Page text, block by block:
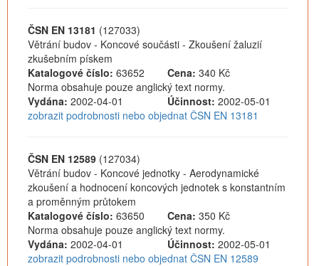
ČSN EN 13181 (127033)
Větrání budov - Koncové součásti - Zkoušení žaluzií
zkušebním pískem
Katalogové číslo: 63652 Cena: 340 Kč
Norma obsahuje pouze anglický text normy.
Vydána: 2002-04-01 Účinnost: 2002-05-01
zobrazit podrobnosti nebo objednat ČSN EN 13181
ČSN EN 12589 (127034)
Větrání budov - Koncové jednotky - Aerodynamické
zkoušení a hodnocení koncových jednotek s konstantním
a proměnným průtokem
Katalogové číslo: 63650 Cena: 350 Kč
Norma obsahuje pouze anglický text normy.
Vydána: 2002-04-01 Účinnost: 2002-05-01
zobrazit podrobnosti nebo objednat ČSN EN 12589